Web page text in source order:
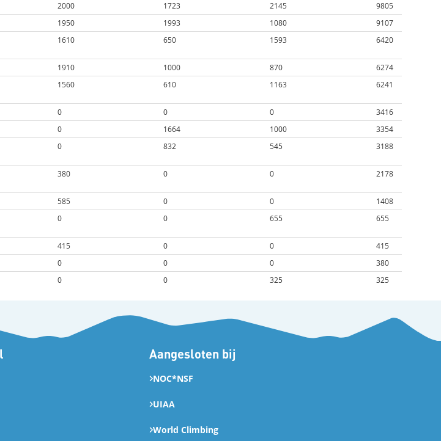
2000 1723 2145
9805
1950 1993 1080
9107
1610 650 1593 6420
1910 1000 870
6274
1560 610 1163 6241
0 0 0
3416
0 1664 1000
3354
0 832 545 3188
380 0 0 2178
585 0 0
1408
0 0 655 655
415 0 0
415
0 0 0
380
0 0 325 325
Aangesloten bij
NOC*NSF
UIAA
World Climbing